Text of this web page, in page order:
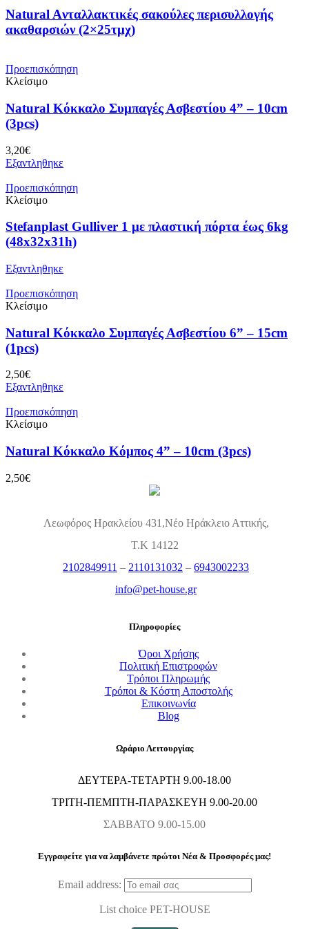
Natural Aνταλλακτικές σακούλες περισυλλογής
ακαθαρσιών (2×25τμχ)
Προεπισκόπηση
Κλείσιμο
Natural Κόκκαλο Συμπαγές Ασβεστίου 4” – 10cm
(3pcs)
3,20€
Εξαντληθηκε
Προεπισκόπηση
Κλείσιμο
Stefanplast Gulliver 1 με πλαστική πόρτα έως 6kg
(48x32x31h)
Εξαντληθηκε
Προεπισκόπηση
Κλείσιμο
Natural Κόκκαλο Συμπαγές Ασβεστίου 6” – 15cm
(1pcs)
2,50€
Εξαντληθηκε
Προεπισκόπηση
Κλείσιμο
Natural Κόκκαλο Κόμπος 4” – 10cm (3pcs)
2,50€
Λεωφόρος Ηρακλείου 431,Νέο Ηράκλειο Αττικής,
Τ.Κ 14122
2102849911 – 2110131032 – 6943002233
info@pet-house.gr
Πληροφορίες
Όροι Χρήσης
Πολιτική Επιστροφών
Τρόποι Πληρωμής
Τρόποι & Κόστη Αποστολής
Επικοινωνία
Blog
Ωράριο Λειτουργίας
ΔΕΥΤΕΡΑ-ΤΕΤΑΡΤΗ 9.00-18.00
ΤΡΙΤΗ-ΠΕΜΠΤΗ-ΠΑΡΑΣΚΕΥΗ 9.00-20.00
ΣΑΒΒΑΤΟ 9.00-15.00
Εγγραφείτε για να λαμβάνετε πρώτοι Nέα & Προσφορές μας!
Email address:
List choice PET-HOUSE